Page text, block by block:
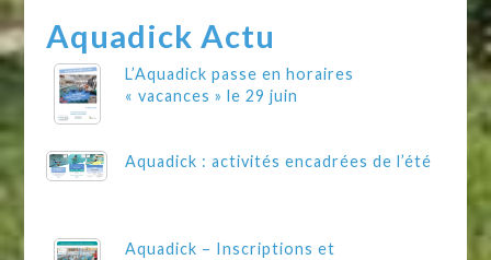
Aquadick Actu
L’Aquadick passe en horaires
« vacances » le 29 juin
Aquadick : activités encadrées de l’été
Aquadick – Inscriptions et